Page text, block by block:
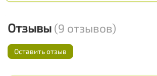
Отзывы (9 отзывов)
Оставить отзыв